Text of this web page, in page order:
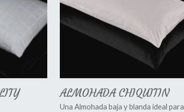
ALMOHADA CHIQUITIN
Una Almohada baja y blanda ideal para